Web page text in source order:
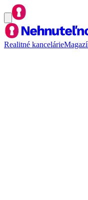
Realitné kancelárie